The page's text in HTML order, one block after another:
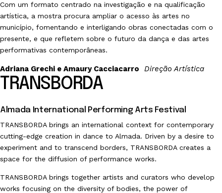
Com um formato centrado na investigação e na qualificação
artística, a mostra procura ampliar o acesso às artes no
município, fomentando e interligando obras conectadas com o
presente, e que refletem sobre o futuro da dança e das artes
performativas contemporâneas.
Adriana Grechi e Amaury Cacciacarro Direção Artística
TRANSBORDA
Almada International Performing Arts Festival
TRANSBORDA brings an international context for contemporary
cutting-edge creation in dance to Almada. Driven by a desire to
experiment and to transcend borders, TRANSBORDA creates a
space for the diffusion of performance works.
TRANSBORDA brings together artists and curators who develop
works focusing on the diversity of bodies, the power of